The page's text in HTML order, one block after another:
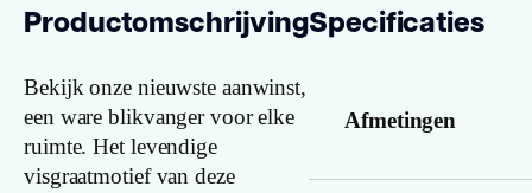
Productomschrijving
Bekijk onze nieuwste aanwinst,
een ware blikvanger voor elke
ruimte. Het levendige
visgraatmotief van deze
Specificaties
Afmetingen